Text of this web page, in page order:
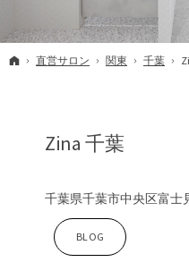
ホーム
直営サロン 関東 千葉
Zina 千葉
千葉県千葉市中央区富士
Z BLOG